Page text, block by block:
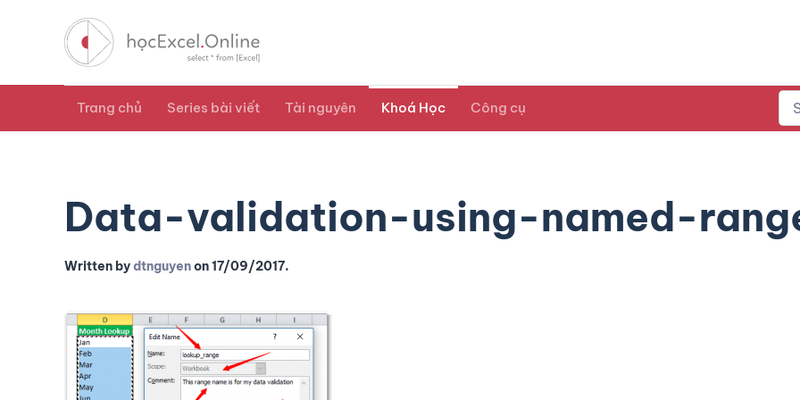
Trang chủ Series bài viết Tài nguyên Khoá Học Công cụ
Data-validation-using-named-
Written bydtnguyenon17/09/2017.